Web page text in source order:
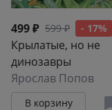
499 ₽ 599 ₽ - 17%
Крылатые, но не
динозавры
Ярослав Попов
В корзину